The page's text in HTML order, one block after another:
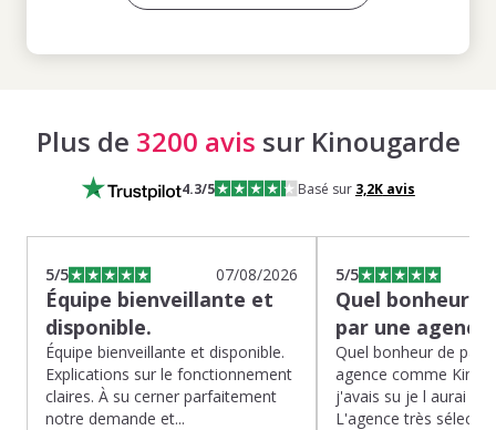
Plus de 3200 avis sur Kinougarde
4.3/5 Basé sur 3,2Kavis
5/5 07/08/2026
Équipe bienveillante et
disponible.
Équipe bienveillante et disponible.
Explications sur le fonctionnement
claires. À su cerner parfaitement
notre demande et...
5/5
Quel bonheur
par une
Quel bonheur de
agence comme
j'avais su je l aurai
L'agence très